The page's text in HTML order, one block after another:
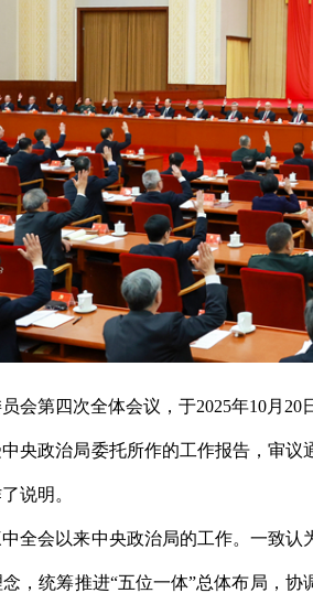
会第四次全体会议，于2025年10月
央政治局委托所作的工作报告，审
说明。
全会以来中央政治局的工作。一致
，统筹推进“五位一体”总体布局，